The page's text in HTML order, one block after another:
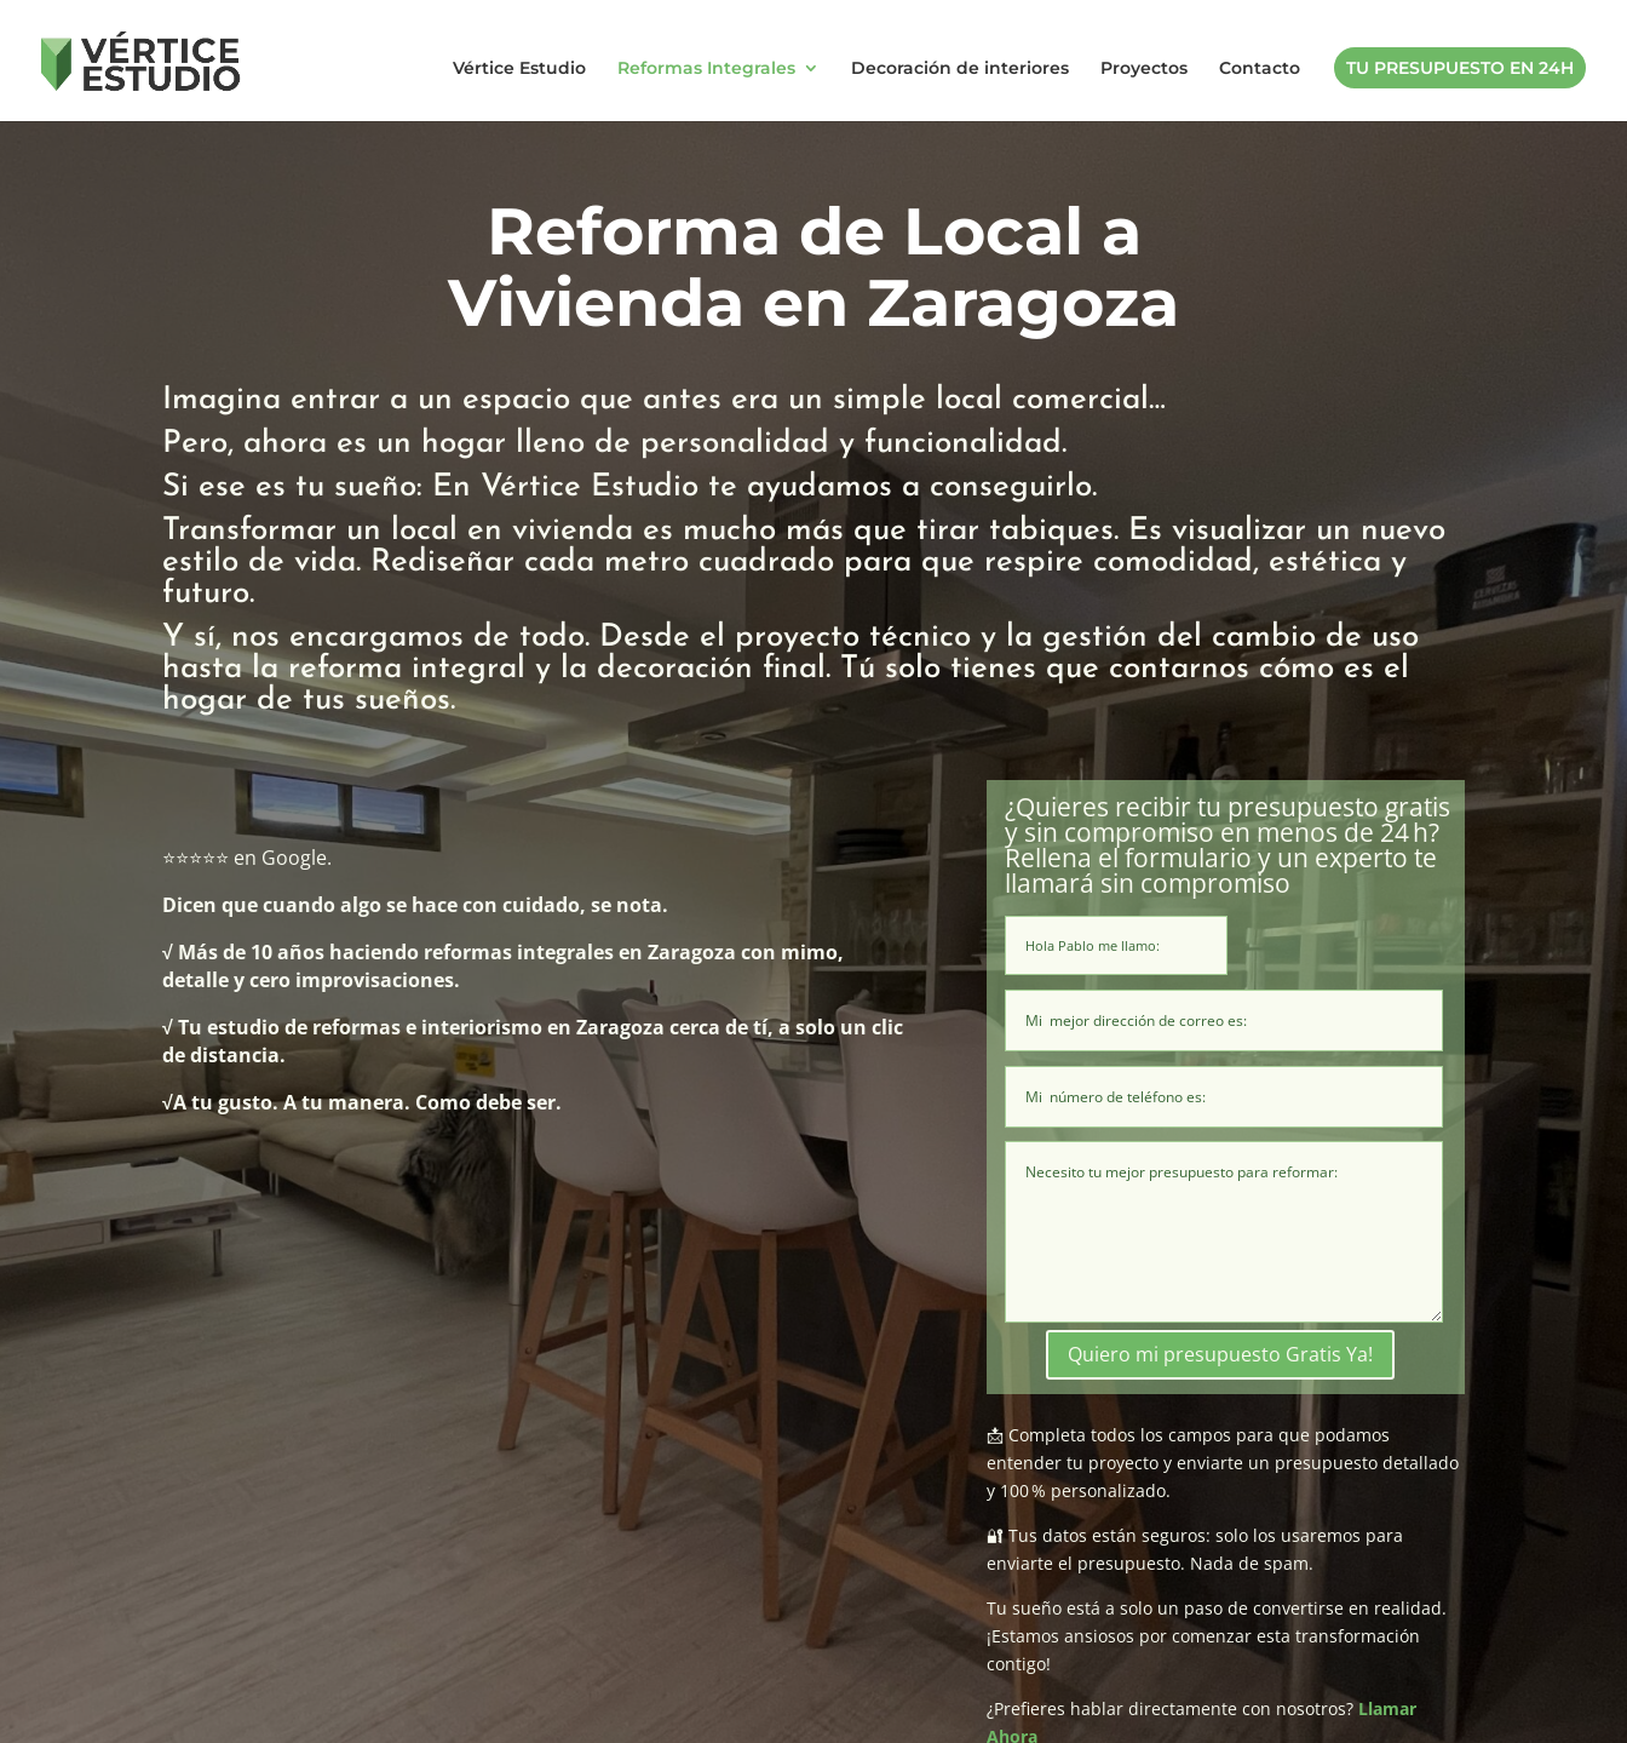
Vértice Estudio Reformas Integrales Decoración de interiores Proyectos Contacto TU PRESUPUESTO EN 24H
Reforma de Local a
Vivienda en Zaragoza
Imagina entrar a un espacio que antes era un simple local comercial…
Pero, ahora es un hogar lleno de personalidad y funcionalidad.
Si ese es tu sueño: En Vértice Estudio te ayudamos a conseguirlo.
Transformar un local en vivienda es mucho más que tirar tabiques. Es visualizar un nuevo
estilo de vida. Rediseñar cada metro cuadrado para que respire comodidad, estética y
futuro.
Y sí, nos encargamos de todo. Desde el proyecto técnico y la gestión del cambio de uso
hasta la reforma integral y la decoración final. Tú solo tienes que contarnos cómo es el
hogar de tus sueños.
⭐⭐⭐⭐⭐ en Google.
Dicen que cuando algo se hace con cuidado, se nota.
√ Más de 10 años haciendo reformas integrales en Zaragoza con mimo,
detalle y cero improvisaciones.
√ Tu estudio de reformas e interiorismo en Zaragoza cerca de tí, a solo un clic
de distancia.
√A tu gusto. A tu manera. Como debe ser.
¿Quieres recibir tu presupuesto gratis
y sin compromiso en menos de 24 h?
Rellena el formulario y un experto te
llamará sin compromiso
Quiero mi presupuesto Gratis Ya!
📩 Completa todos los campos para que podamos
entender tu proyecto y enviarte un presupuesto detallado
y 100 % personalizado.
🔐 Tus datos están seguros: solo los usaremos para
enviarte el presupuesto. Nada de spam.
Tu sueño está a solo un paso de convertirse en realidad.
¡Estamos ansiosos por comenzar esta transformación
contigo!
¿Prefieres hablar directamente con nosotros?Llamar
Ahora